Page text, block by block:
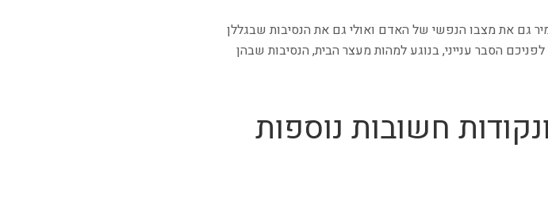
גם את מצבו הנפשי של האדם ואולי גם את הנסיבות שבגללן
הסבר ענייני, בנוגע למהות מעצר הבית, הנסיבות שבהן
חשובות נוספות